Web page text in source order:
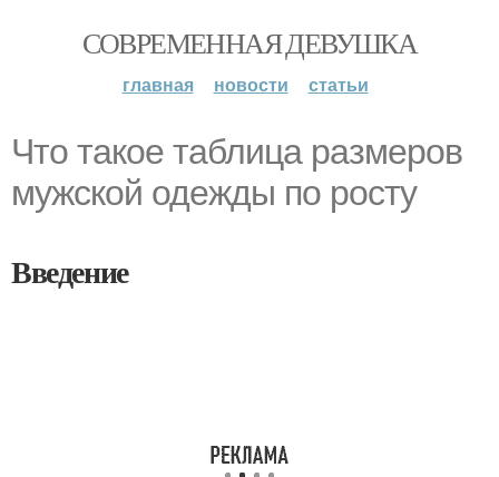
СОВРЕМЕННАЯ ДЕВУШКА
главная новости статьи
Что такое таблица размеров
мужской одежды по росту
Введение